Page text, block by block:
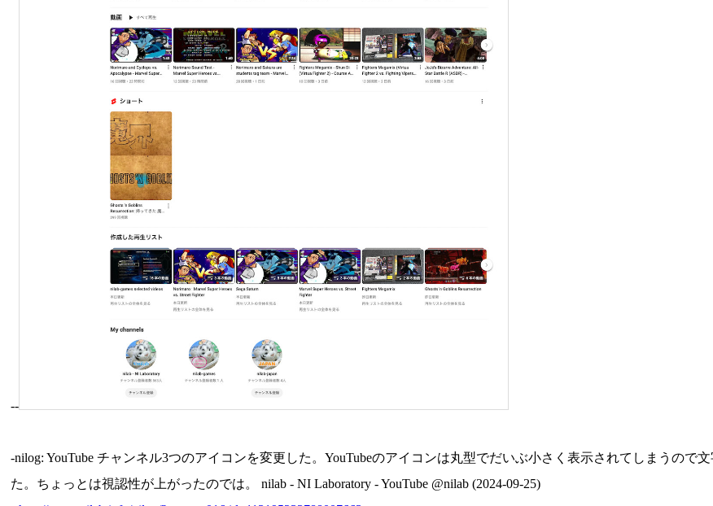
--
-nilog: YouTube チャンネル3つのアイコンを変更した。YouTubeのアイコンは丸型でだいぶ小さく表示されてしまうの
た。ちょっとは視認性が上がったのでは。 nilab - NI Laboratory - YouTube @nilab (2024-09-25)